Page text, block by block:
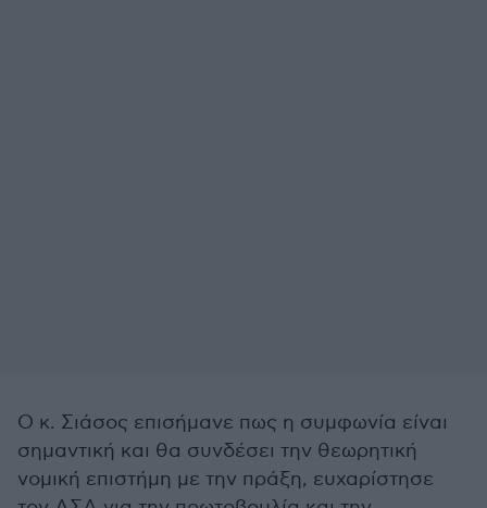
Ο κ. Σιάσος επισήμανε πως η συμφωνία είναι
σημαντική και θα συνδέσει την θεωρητική
νομική επιστήμη με την πράξη, ευχαρίστησε